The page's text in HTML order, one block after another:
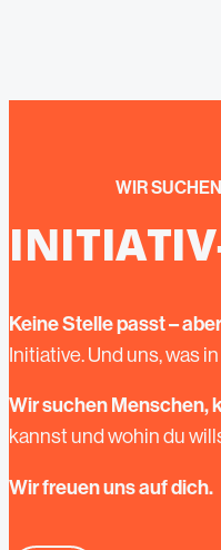
WIR
Keine Stelle passt –
Initiative. Und uns, was
Wir suchen Menschen,
kannst und wohin du
Wir freuen uns auf dich.